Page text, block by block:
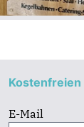
E-Mail